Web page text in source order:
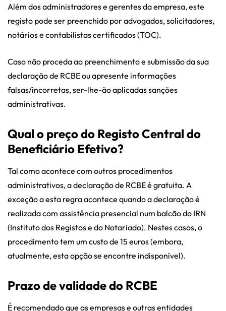
Além dos administradores e gerentes da empresa, este
registo pode ser preenchido por advogados, solicitadores,
notários e contabilistas certificados (TOC).
Caso não proceda ao preenchimento e submissão da sua
declaração de RCBE ou apresente informações
falsas/incorretas, ser-lhe-ão aplicadas sanções
administrativas.
Qual o preço do Registo Central do
Beneficiário Efetivo?
Tal como acontece com outros procedimentos
administrativos, a declaração de RCBE é gratuita. A
exceção a esta regra acontece quando a declaração é
realizada com assistência presencial num balcão do IRN
(Instituto dos Registos e do Notariado). Nestes casos, o
procedimento tem um custo de 15 euros (embora,
atualmente, esta opção se encontre indisponível).
Prazo de validade do RCBE
É recomendado que as empresas e outras entidades